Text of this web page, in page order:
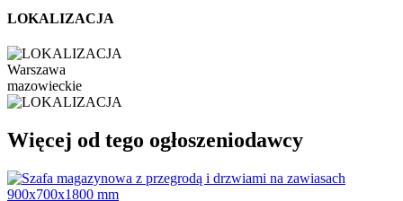
LOKALIZACJA
Warszawa
mazowieckie
Więcej od tego ogłoszeniodawcy